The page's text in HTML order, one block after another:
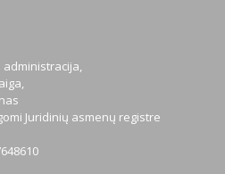
Juridinių asmenų registre